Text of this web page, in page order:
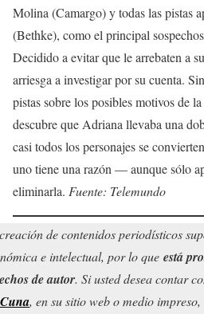
Molina (Camargo) y todas las pistas
(Bethke), como el principal
Decidido a evitar que le arrebaten a
arriesga a investigar por su cuenta.
pistas sobre los posibles motivos de
descubre que Adriana llevaba una
casi todos los personajes se
uno tiene una razón — aunque sólo
eliminarla. Fuente: Telemundo
de contenidos periodísticos
e intelectual, por lo que está
de autor. Si usted desea contar
, en su sitio web o medio